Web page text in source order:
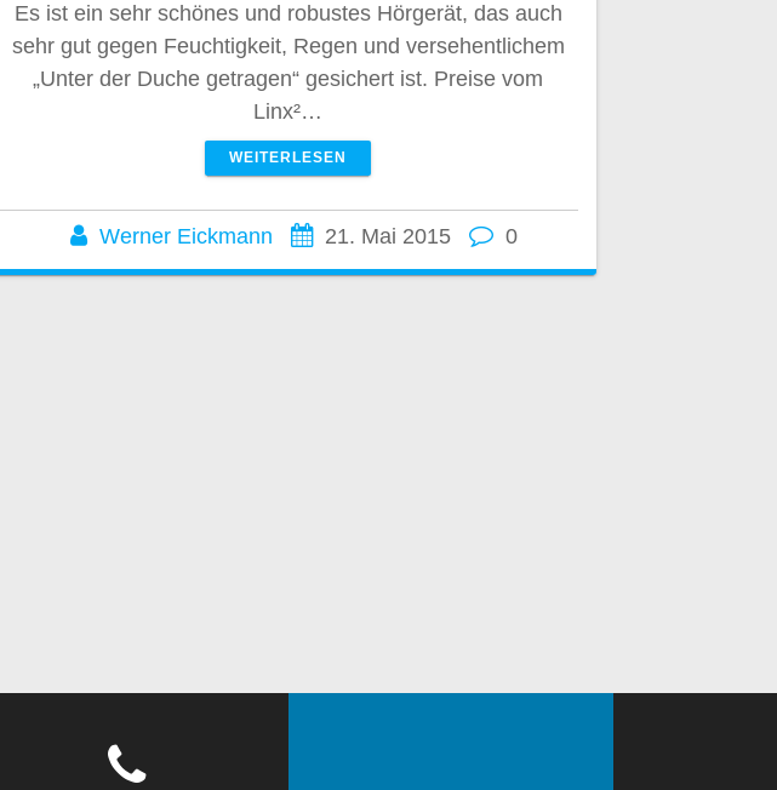
Es ist ein sehr schönes und robustes Hörgerät, das auch
sehr gut gegen Feuchtigkeit, Regen und versehentlichem
„Unter der Duche getragen“ gesichert ist. Preise vom
Linx²…
WEITERLESEN
Werner Eickmann 21. Mai 2015 0